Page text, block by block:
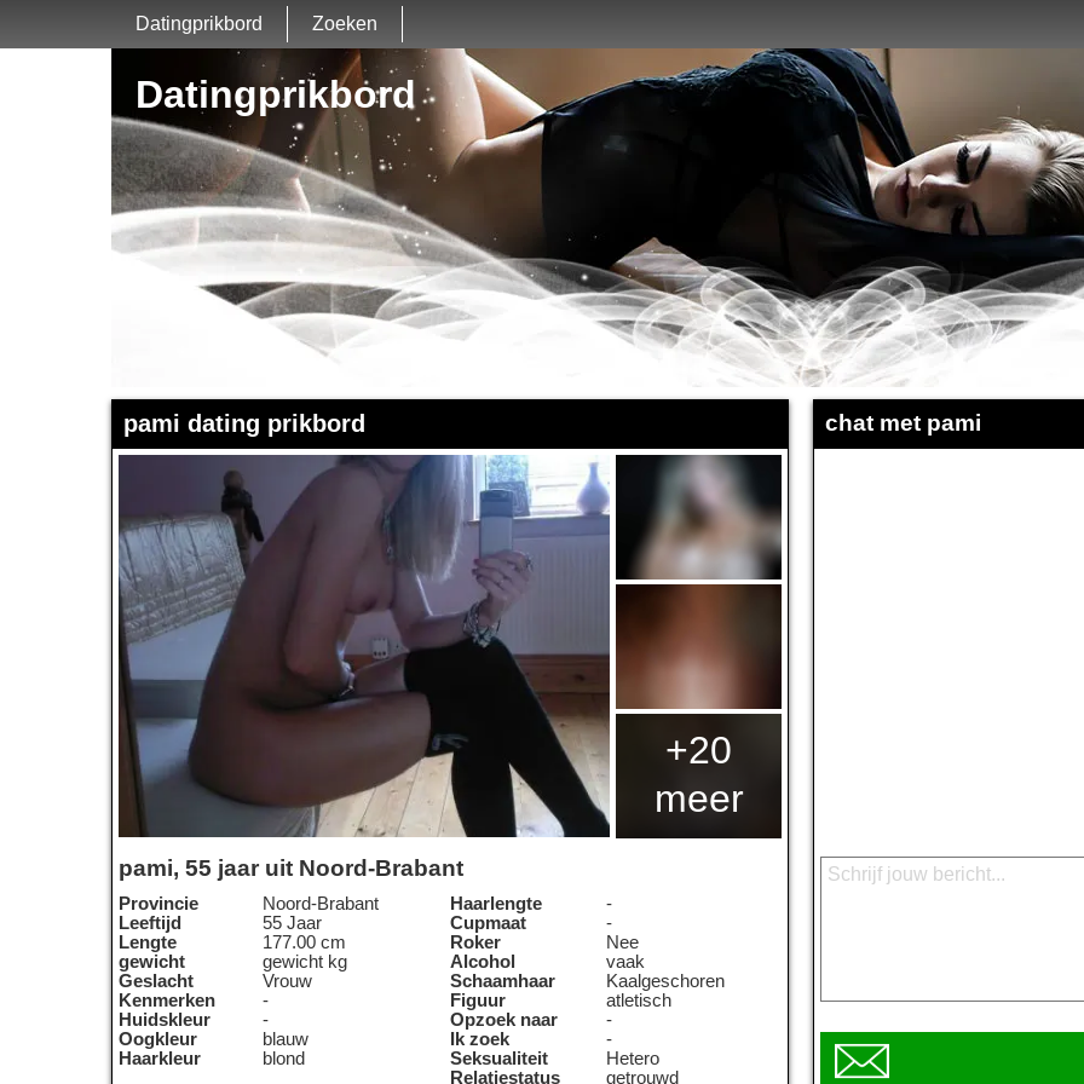
Datingprikbord Zoeken
Datingprikbord
pami dating prikbord
+20
meer
pami, 55 jaar uit Noord-Brabant
Provincie
Noord-Brabant
Leeftijd
55 Jaar
Lengte
177.00 cm
gewicht
gewicht kg
Geslacht
Vrouw
Kenmerken
-
Huidskleur
-
Oogkleur
blauw
Haarkleur
blond
Haarlengte
-
Cupmaat
-
Roker
Nee
Alcohol
vaak
Schaamhaar
Kaalgeschoren
Figuur
atletisch
Opzoek naar
-
Ik zoek
-
Seksualiteit
Hetero
Relatiestatus
getrouwd
chat met pami